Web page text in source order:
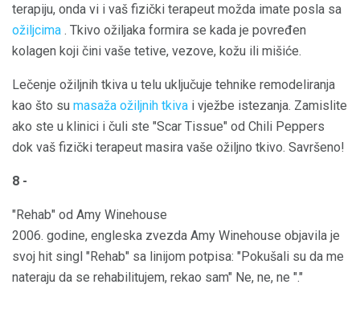
terapiju, onda vi i vaš fizički terapeut možda imate posla sa
ožiljcima . Tkivo ožiljaka formira se kada je povređen
kolagen koji čini vaše tetive, vezove, kožu ili mišiće.
Lečenje ožiljnih tkiva u telu uključuje tehnike remodeliranja
kao što su masaža ožiljnih tkiva i vježbe istezanja. Zamislite
ako ste u klinici i čuli ste "Scar Tissue" od Chili Peppers
dok vaš fizički terapeut masira vaše ožiljno tkivo. Savršeno!
8 -
"Rehab" od Amy Winehouse
2006. godine, engleska zvezda Amy Winehouse objavila je
svoj hit singl "Rehab" sa linijom potpisa: "Pokušali su da me
nateraju da se rehabilitujem, rekao sam" Ne, ne, ne "."